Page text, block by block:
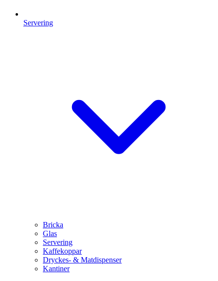
Servering
Bricka
Glas
Servering
Kaffekoppar
Dryckes- & Matdispenser
Kantiner